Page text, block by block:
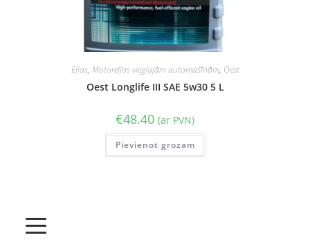
Eļļas, Motoreļļas vieglajām automašīnām, Oest
Oest Longlife III SAE 5w30 5 L
€48.40 (ar PVN)
Pievienot grozam